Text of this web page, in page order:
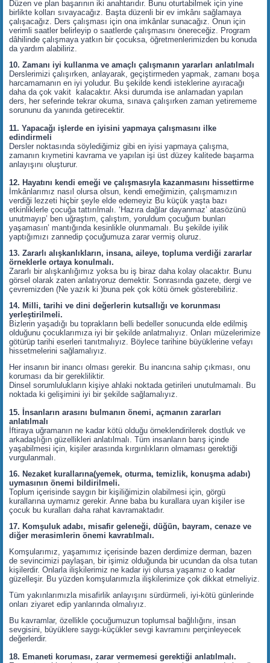
Düzen ve plan başarının iki anahtarıdır. Bunu oturtabilmek için yine
birlikte kolları sıvayacağız. Başta düzenli bir ev imkânı sağlamaya
çalışacağız. Ders çalışması için ona imkânlar sunacağız. Onun için
verimli saatler belirleyip o saatlerde çalışmasını önereceğiz. Program
dâhilinde çalışmaya yatkın bir çocuksa, öğretmenlerimizden bu konuda
da yardım alabiliriz.
10. Zamanı iyi kullanma ve amaçlı çalışmanın yararları anlatılmalı
Derslerimizi çalışırken, anlayarak, geçiştirmeden yapmak, zamanı boşa
harcamamanın en iyi yoludur. Bu şekilde kendi isteklerine ayıracağı
daha da çok vakit kalacaktır. Aksi durumda ise anlamadan yapılan
ders, her seferinde tekrar okuma, sınava çalışırken zaman yetirememe
sorununu da yanında getirecektir.
11. Yapacağı işlerde en iyisini yapmaya çalışmasını ilke
edindirmeli
Dersler noktasında söylediğimiz gibi en iyisi yapmaya çalışma,
zamanın kıymetini kavrama ve yapılan işi üst düzey kalitede başarma
anlayışını oluşturur.
12. Hayatını kendi emeği ve çalışmasıyla kazanmasını hissettirme
İmkânlarımız nasıl olursa olsun, kendi emeğimizin, çalışmamızın
verdiği lezzeti hiçbir şeyle elde edemeyiz Bu küçük yaşta bazı
etkinliklerle çocuğa tattırılmalı. ‘Hazıra dağlar dayanmaz’ atasözünü
unutmayıp’ ben uğraştım, çalıştım, yoruldum çocuğum bunları
yaşamasın’ mantığında kesinlikle olunmamalı. Bu şekilde iyilik
yaptığımızı zannedip çocuğumuza zarar vermiş oluruz.
13. Zararlı alışkanlıkların, insana, aileye, topluma verdiği zararlar
örneklerle ortaya konulmalı.
Zararlı bir alışkanlığımız yoksa bu iş biraz daha kolay olacaktır. Bunu
görsel olarak zaten anlatıyoruz demektir. Sonrasında gazete, dergi ve
çevremizden (Ne yazık ki )buna pek çok kötü örnek gösterebiliriz.
14. Milli, tarihi ve dini değerlerin kutsallığı ve korunması
yerleştirilmeli.
Bizlerin yaşadığı bu toprakların belli bedeller sonucunda elde edilmiş
olduğunu çocuklarımıza iyi bir şekilde anlatmalıyız. Onları müzelerimize
götürüp tarihi eserleri tanıtmalıyız. Böylece tarihine büyüklerine vefayı
hissetmelerini sağlamalıyız.
Her insanın bir inancı olması gerekir. Bu inancına sahip çıkması, onu
koruması da bir gerekliliktir.
Dinsel sorumlulukların kişiye ahlaki noktada getirileri unutulmamalı. Bu
noktada ki gelişimini iyi bir şekilde sağlamalıyız.
15. İnsanların arasını bulmanın önemi, açmanın zararları
anlatılmalı
İftiraya uğramanın ne kadar kötü olduğu örneklendirilerek dostluk ve
arkadaşlığın güzellikleri anlatılmalı. Tüm insanların barış içinde
yaşabilmesi için, kişiler arasında kırgınlıkların olmaması gerektiği
vurgulanmalı.
16. Nezaket kurallarına(yemek, oturma, temizlik, konuşma adabı)
uymasının önemi bildirilmeli.
Toplum içerisinde saygın bir kişiliğimizin olabilmesi için, görgü
kurallarına uymamız gerekir. Anne baba bu kurallara uyan kişiler ise
çocuk bu kuralları daha rahat kavramaktadır.
17. Komşuluk adabı, misafir geleneği, düğün, bayram, cenaze ve
diğer merasimlerin önemi kavratılmalı.
Komşularımız, yaşamımız içerisinde bazen derdimize derman, bazen
de sevincimizi paylaşan, bir işimiz olduğunda bir ucundan da olsa tutan
kişilerdir. Onlarla ilişkilerimiz ne kadar iyi olursa yaşamız o kadar
güzelleşir. Bu yüzden komşularımızla ilişkilerimize çok dikkat etmeliyiz.
Tüm yakınlarımızla misafirlik anlayışını sürdürmeli, iyi-kötü günlerinde
onları ziyaret edip yanlarında olmalıyız.
Bu kavramlar, özellikle çocuğumuzun toplumsal bağlılığını, insan
sevgisini, büyüklere saygı-küçükler sevgi kavramını perçinleyecek
değerlerdir.
18. Emaneti koruması, zarar vermemesi gerektiği anlatılmalı.